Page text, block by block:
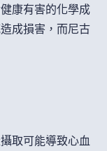
康有害的化學成
成損害，而尼古
取可能導致心血